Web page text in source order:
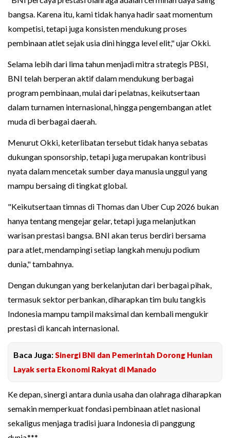
bangsa. Karena itu, kami tidak hanya hadir saat momentum
kompetisi, tetapi juga konsisten mendukung proses
pembinaan atlet sejak usia dini hingga level elit," ujar Okki.
Selama lebih dari lima tahun menjadi mitra strategis PBSI,
BNI telah berperan aktif dalam mendukung berbagai
program pembinaan, mulai dari pelatnas, keikutsertaan
dalam turnamen internasional, hingga pengembangan atlet
muda di berbagai daerah.
Menurut Okki, keterlibatan tersebut tidak hanya sebatas
dukungan sponsorship, tetapi juga merupakan kontribusi
nyata dalam mencetak sumber daya manusia unggul yang
mampu bersaing di tingkat global.
"Keikutsertaan timnas di Thomas dan Uber Cup 2026 bukan
hanya tentang mengejar gelar, tetapi juga melanjutkan
warisan prestasi bangsa. BNI akan terus berdiri bersama
para atlet, mendampingi setiap langkah menuju podium
dunia," tambahnya.
Dengan dukungan yang berkelanjutan dari berbagai pihak,
termasuk sektor perbankan, diharapkan tim bulu tangkis
Indonesia mampu tampil maksimal dan kembali mengukir
prestasi di kancah internasional.
Baca Juga:Sinergi BNI dan Pemerintah Dorong Hunian
Layak serta Ekonomi Rakyat di Manado
Ke depan, sinergi antara dunia usaha dan olahraga diharapkan
semakin memperkuat fondasi pembinaan atlet nasional
sekaligus menjaga tradisi juara Indonesia di panggung